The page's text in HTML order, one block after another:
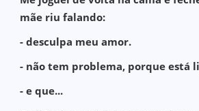
mãe riu falando:
- desculpa meu amor.
- não tem problema, porque está
- e que...